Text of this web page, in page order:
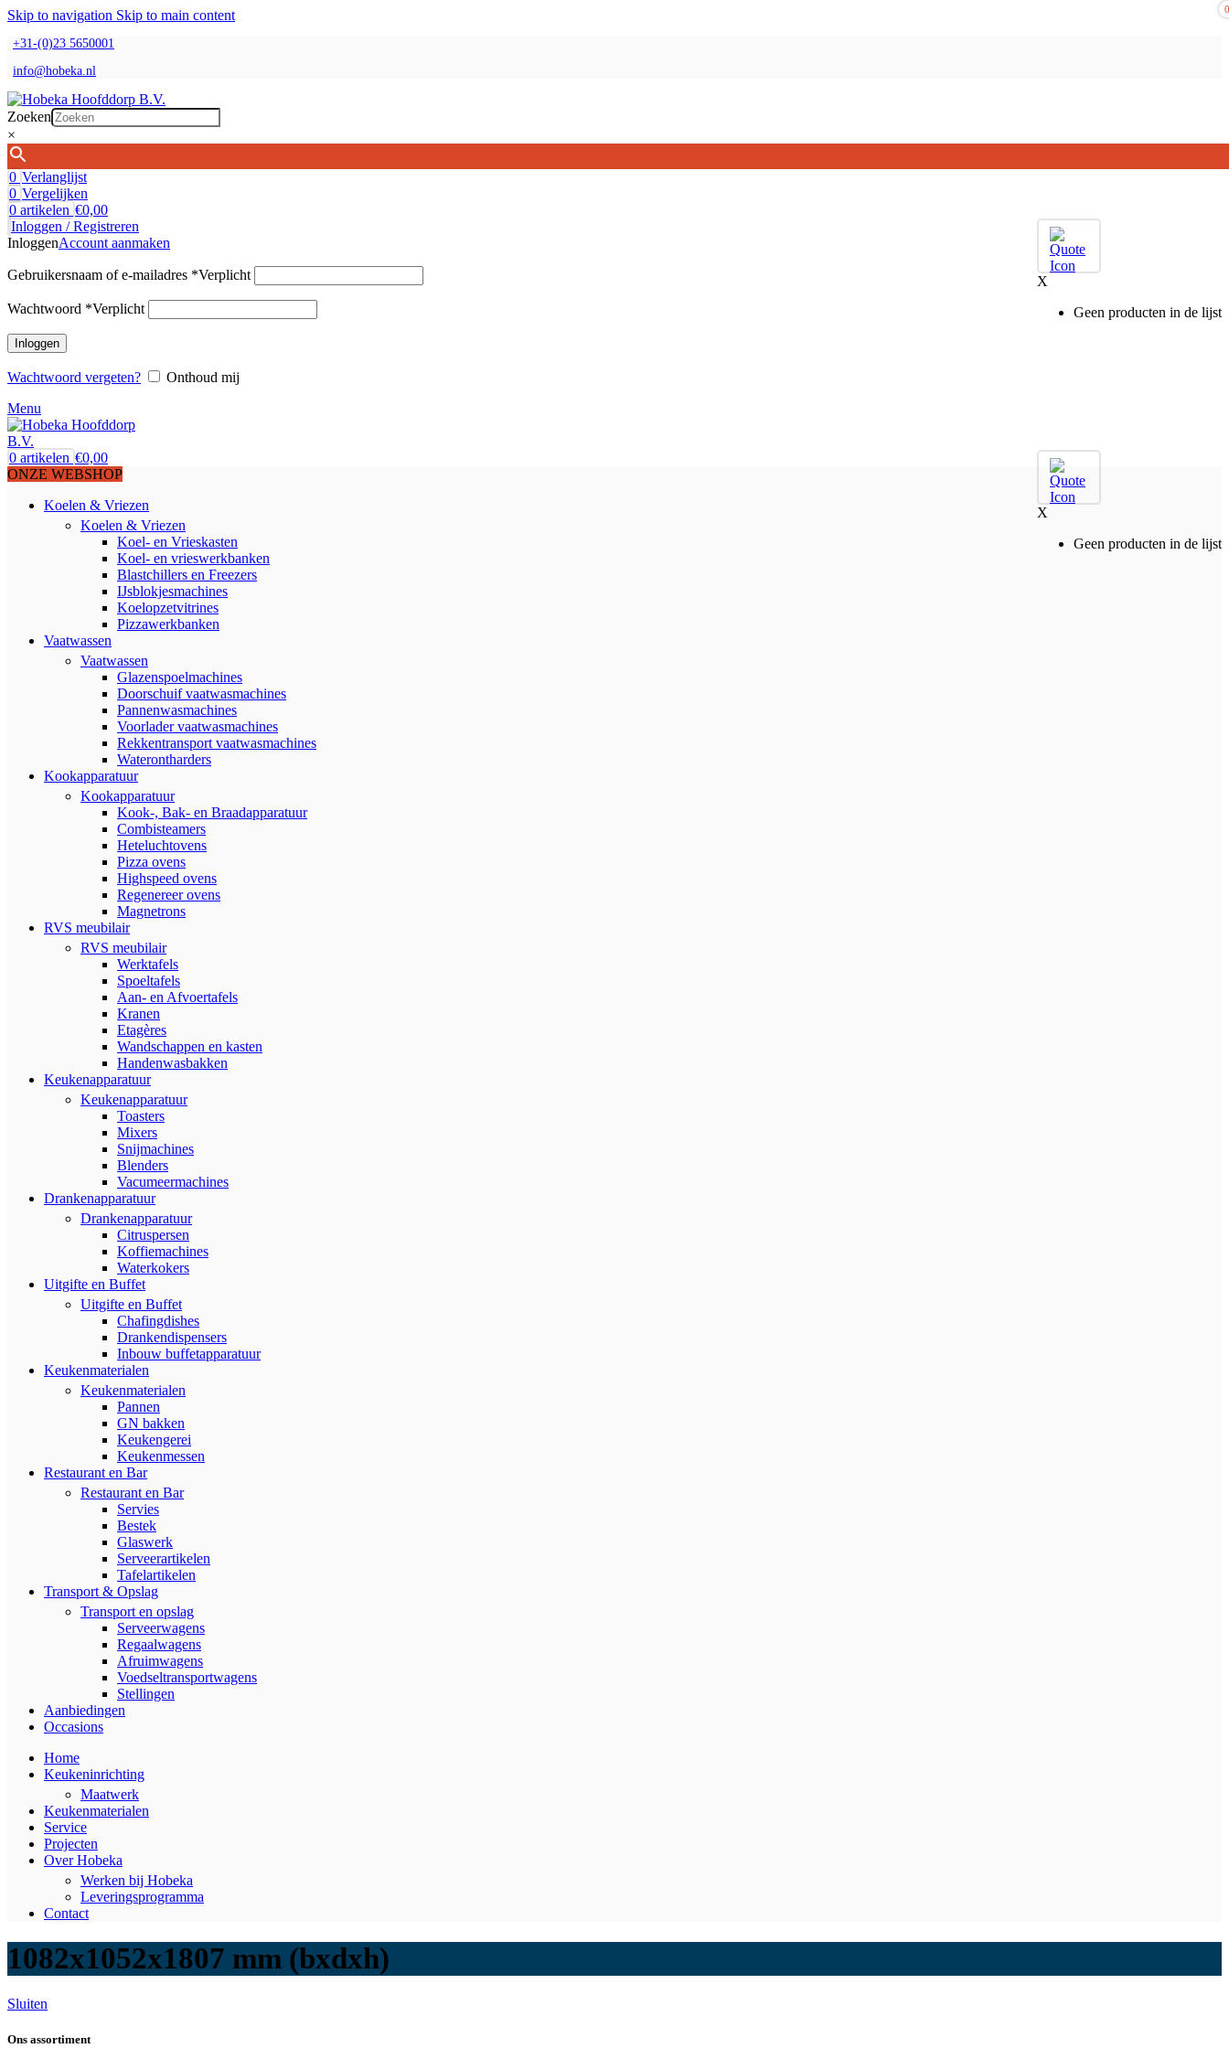
Skip to navigation Skip to main content
+31-(0)23 5650001
info@hobeka.nl
Zoeken
×
0 Verlanglijst
0 Vergelijken
0 artikelen €0,00
0
X
Geen producten in de lijst
Inloggen / Registreren
InloggenAccount aanmaken
Gebruikersnaam of e-mailadres *Verplicht
Wachtwoord *Verplicht
Inloggen
Wachtwoord vergeten?
Onthoud mij
Menu
0
X
Geen producten in de lijst
0 artikelen €0,00
ONZE WEBSHOP
Koelen & Vriezen
Koelen & Vriezen
Koel- en Vrieskasten
Koel- en vrieswerkbanken
Blastchillers en Freezers
IJsblokjesmachines
Koelopzetvitrines
Pizzawerkbanken
Vaatwassen
Vaatwassen
Glazenspoelmachines
Doorschuif vaatwasmachines
Pannenwasmachines
Voorlader vaatwasmachines
Rekkentransport vaatwasmachines
Waterontharders
Kookapparatuur
Kookapparatuur
Kook-, Bak- en Braadapparatuur
Combisteamers
Heteluchtovens
Pizza ovens
Highspeed ovens
Regenereer ovens
Magnetrons
RVS meubilair
RVS meubilair
Werktafels
Spoeltafels
Aan- en Afvoertafels
Kranen
Etagères
Wandschappen en kasten
Handenwasbakken
Keukenapparatuur
Keukenapparatuur
Toasters
Mixers
Snijmachines
Blenders
Vacumeermachines
Drankenapparatuur
Drankenapparatuur
Citruspersen
Koffiemachines
Waterkokers
Uitgifte en Buffet
Uitgifte en Buffet
Chafingdishes
Drankendispensers
Inbouw buffetapparatuur
Keukenmaterialen
Keukenmaterialen
Pannen
GN bakken
Keukengerei
Keukenmessen
Restaurant en Bar
Restaurant en Bar
Servies
Bestek
Glaswerk
Serveerartikelen
Tafelartikelen
Transport & Opslag
Transport en opslag
Serveerwagens
Regaalwagens
Afruimwagens
Voedseltransportwagens
Stellingen
Aanbiedingen
Occasions
Home
Keukeninrichting
Maatwerk
Keukenmaterialen
Service
Projecten
Over Hobeka
Werken bij Hobeka
Leveringsprogramma
Contact
1082x1052x1807 mm (bxdxh)
Sluiten
Ons assortiment